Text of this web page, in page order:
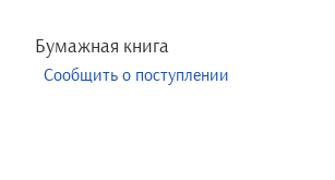
Бумажная книга
Сообщить о поступлении